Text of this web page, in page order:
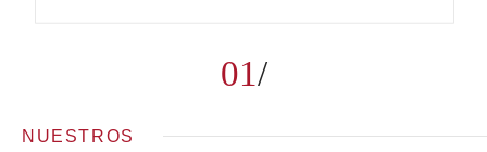
01
NUESTROS